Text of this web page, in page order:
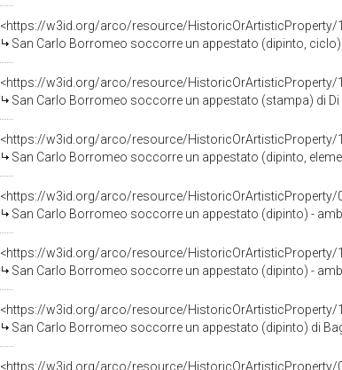
<https://w3id.org/arco/resource/HistoricOrArtisticProperty/
San Carlo Borromeo soccorre un appestato (dipinto,
<https://w3id.org/arco/resource/HistoricOrArtisticProperty/
San Carlo Borromeo soccorre un appestato (stampa) di
<https://w3id.org/arco/resource/HistoricOrArtisticProperty/
San Carlo Borromeo soccorre un appestato (dipinto,
<https://w3id.org/arco/resource/HistoricOrArtisticProperty/
San Carlo Borromeo soccorre un appestato (dipinto) -
<https://w3id.org/arco/resource/HistoricOrArtisticProperty/
San Carlo Borromeo soccorre un appestato (dipinto) -
<https://w3id.org/arco/resource/HistoricOrArtisticProperty/
San Carlo Borromeo soccorre un appestato (dipinto) di
<https://w3id.org/arco/resource/HistoricOrArtisticProperty/